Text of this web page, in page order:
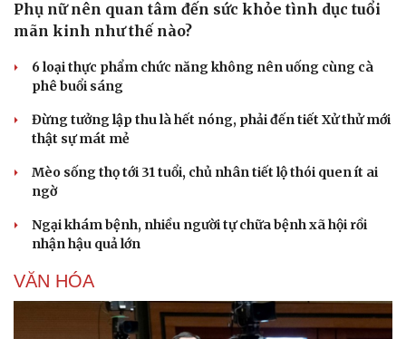
Phụ nữ nên quan tâm đến sức khỏe tình dục tuổi
mãn kinh như thế nào?
6 loại thực phẩm chức năng không nên uống cùng cà
phê buổi sáng
Đừng tưởng lập thu là hết nóng, phải đến tiết Xử thử mới
thật sự mát mẻ
Mèo sống thọ tới 31 tuổi, chủ nhân tiết lộ thói quen ít ai
ngờ
Ngại khám bệnh, nhiều người tự chữa bệnh xã hội rồi
nhận hậu quả lớn
VĂN HÓA